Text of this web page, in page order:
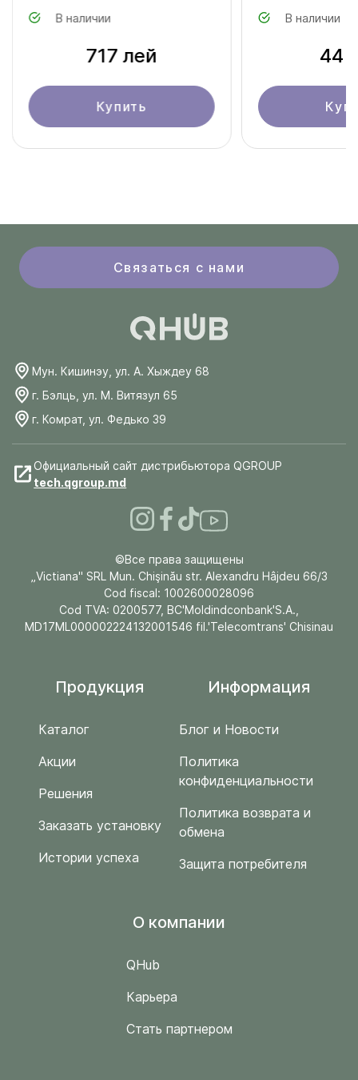
В наличии
717 лей
Купить
В наличии
44
Связаться с нами
Мун. Кишинэу, ул. А. Хыждеу 68
г. Бэлць, ул. М. Витязул 65
г. Комрат, ул. Федько 39
Официальный сайт дистрибьютора QGROUP
tech.qgroup.md
©Все права защищены
„Victiana" SRL Mun. Chişinău str. Alexandru Hâjdeu 66/3
Cod fiscal: 1002600028096
Cod TVA: 0200577, BC'Moldindconbank'S.A.,
MD17ML000002224132001546 fil.'Telecomtrans' Chisinau
Продукция
Каталог
Акции
Решения
Заказать установку
Истории успеха
Информация
Блог и Новости
Политика
конфиденциальности
Политика возврата и
обмена
Защита потребителя
O компании
QHub
Карьера
Стать партнером